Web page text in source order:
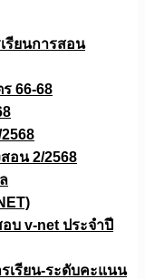
รียนการสอน
66-68
อน 2/2568
บ v-net ประจำปี
เรียน-ระดับคะแนน